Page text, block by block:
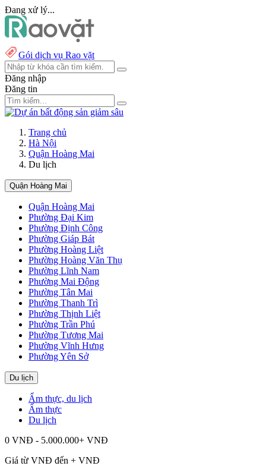
Đang xử lý...
Gói dịch vụ Rao vặt
Đăng nhập
Đăng tin
Trang chủ
Hà Nội
Quận Hoàng Mai
Du lịch
Quận Hoàng Mai
Quận Hoàng Mai
Phường Đại Kim
Phường Định Công
Phường Giáp Bát
Phường Hoàng Liệt
Phường Hoàng Văn Thụ
Phường Lĩnh Nam
Phường Mai Động
Phường Tân Mai
Phường Thanh Trì
Phường Thịnh Liệt
Phường Trần Phú
Phường Tương Mai
Phường Vĩnh Hưng
Phường Yên Sở
Du lịch
Ẩm thực, du lịch
Ẩm thực
Du lịch
0 VNĐ - 5.000.000+ VNĐ
Giá từ VNĐ đến + VNĐ